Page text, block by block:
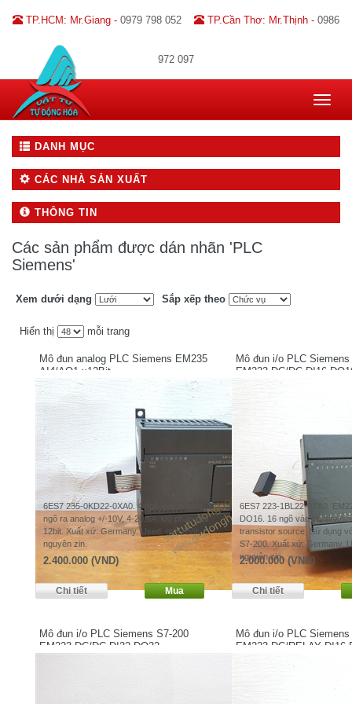
TP.HCM: Mr.Giang - 0979 798 052 TP.Cần Thơ: Mr.Thịnh - 0986
972 097
Toggle
DANH MỤC
CÁC NHÀ SẢN XUẤT
THÔNG TIN
Các sản phẩm được dán nhãn 'PLC
Siemens'
Xem dưới dạng Sắp xếp theo
Hiển thị mỗi trang
Mô đun analog PLC Siemens EM235
AI4/AQ1 x12Bit
6ES7 235-0KD22-0XA0. 4 ngõ vào analog, 1
ngõ ra analog +/-10V, 4-20mA. Độ phân giải
12bit. Xuất xứ: Germany. Used, mới 85%,
nguyên zin.
2.400.000 (VND)
Mô đun i/o PLC Siemens
EM223 DC/DC DI16
6ES7 223-1BL22-0XA0.
DO16. 16 ngõ vào dc sink/
transistor source. Sử dụng
S7-200. Xuất xứ: Germany.
nguyên zin.
2.000.000 (VND)
Mô đun i/o PLC Siemens S7-200
EM223 DC/DC DI32 DO32
Mô đun i/o PLC Siemens
EM223 DC/RELAY DI16